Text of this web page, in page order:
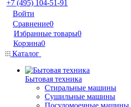
+7 (495) 104-51-91
Войти
Сравнение0
Избранные товары0
Корзина0
Каталог
Бытовая техника
Стиральные машины
Сушильные машины
Посудомоечные машины